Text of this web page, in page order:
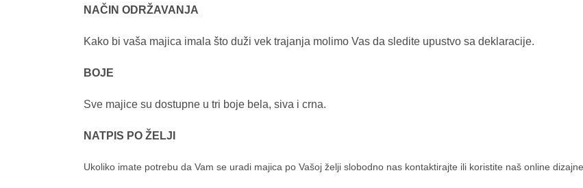
NAČIN ODRŽAVANJA
Kako bi vaša majica imala što duži vek trajanja molimo Vas da sledite upustvo sa deklaracije.
BOJE
Sve majice su dostupne u tri boje bela, siva i crna.
NATPIS PO ŽELJI
Ukoliko imate potrebu da Vam se uradi majica po Vašoj želji slobodno nas kontaktirajte ili koristite naš online